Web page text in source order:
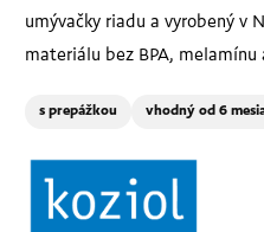
umývačky riadu a vyrobený v
materiálu bez BPA, melamínu
s prepážkou vhodný od 6